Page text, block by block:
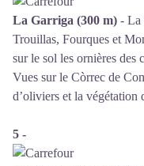
La Garriga (300 m) - La
Trouillas, Fourques et
sur le sol les ornières des
Vues sur le Còrrec de
d’oliviers et la végétation
5 -